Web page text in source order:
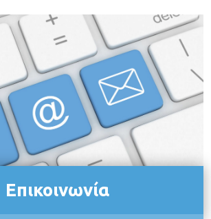
- Μικροβιολογικό
- Τρίπλεξ
και Χρόνιων Νοσημάτων
Χειρουργικής
Ιατρικής και Αισθητικής
Τμήμα (Σώματος - Μαστογραφίες)
Επικοινωνία